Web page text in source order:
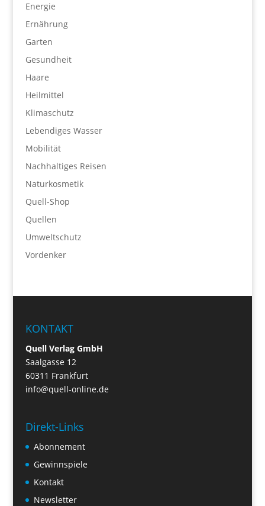
Energie
Ernährung
Garten
Gesundheit
Haare
Heilmittel
Klimaschutz
Lebendiges Wasser
Mobilität
Nachhaltiges Reisen
Naturkosmetik
Quell-Shop
Quellen
Umweltschutz
Vordenker
KONTAKT
Quell Verlag GmbH
Saalgasse 12
60311 Frankfurt
info@quell-online.de
Direkt-Links
Abonnement
Gewinnspiele
Kontakt
Newsletter